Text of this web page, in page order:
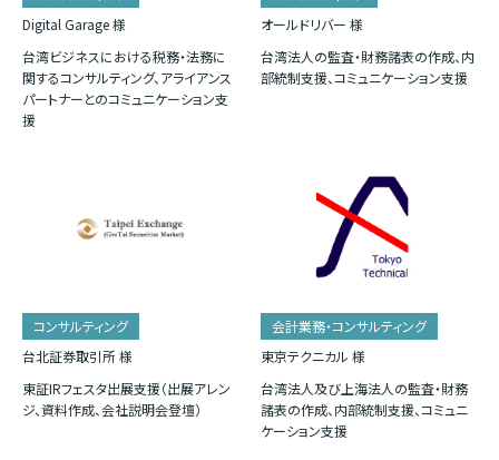
Digital Garage 様
台湾ビジネスにおける税務・法務に
関するコンサルティング、アライアンス
パートナーとのコミュニケーション支
援
オールドリバー 様
台湾法人の監査・財務諸表の作成、内
部統制支援、コミュニケーション支援
コンサルティング
台北証券取引所 様
東証IRフェスタ出展支援（出展アレン
ジ、資料作成、会社説明会登壇）
会計業務・コンサルティング
東京テクニカル 様
台湾法人及び上海法人の監査・財務
諸表の作成、内部統制支援、コミュニ
ケーション支援